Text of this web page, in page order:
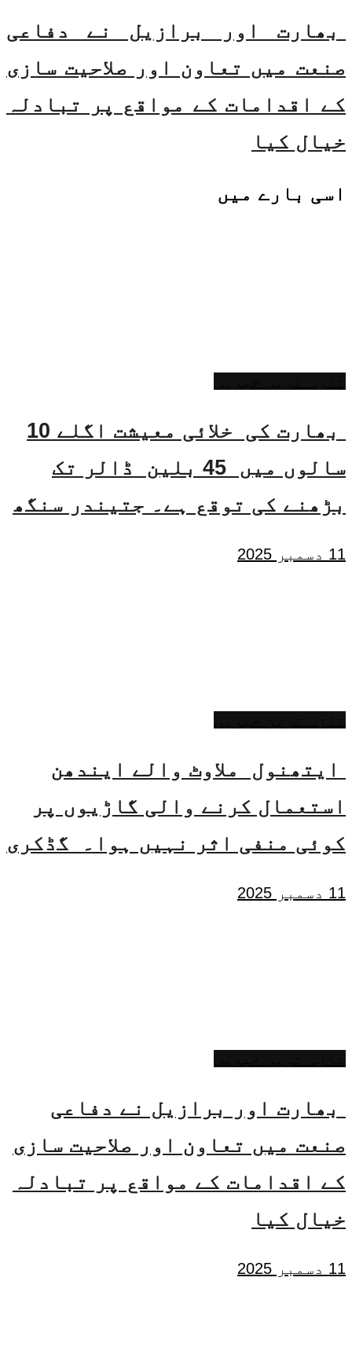
بھارت اور برازیل نے دفاعی
صنعت میں تعاون اور صلاحیت سازی
کے اقدامات کے مواقع پر تبادلہ
خیال کیا
اسی بارے میں
بھارت کی خلائی معیشت اگلے 10
سالوں میں 45 بلین ڈالر تک
بڑھنے کی توقع ہے۔ جتیندر سنگھ
11 دسمبر 2025
ایتھنول ملاوٹ والے ایندھن
استعمال کرنے والی گاڑیوں پر
کوئی منفی اثر نہیں ہوا۔ گڈکری
11 دسمبر 2025
بھارت اور برازیل نے دفاعی
صنعت میں تعاون اور صلاحیت سازی
کے اقدامات کے مواقع پر تبادلہ
خیال کیا
11 دسمبر 2025